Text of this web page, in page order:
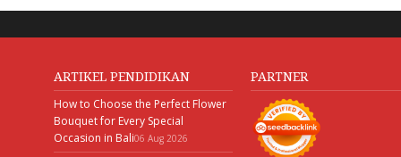
ARTIKEL PENDIDIKAN
How to Choose the Perfect Flower
Bouquet for Every Special
Occasion in Bali06 Aug 2026
PARTNER